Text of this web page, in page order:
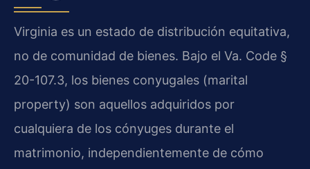
Virginia es un estado de distribución equitativa,
no de comunidad de bienes. Bajo el Va. Code §
20-107.3, los bienes conyugales (marital
property) son aquellos adquiridos por
cualquiera de los cónyuges durante el
matrimonio, independientemente de cómo